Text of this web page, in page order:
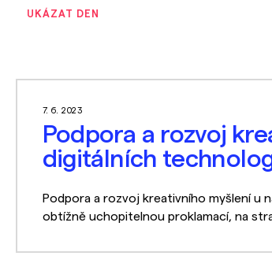
UKÁZAT DEN
7. 6. 2023
Podpora a rozvoj
digitálních
Podpora a rozvoj kreativního myšlení u
obtížně uchopitelnou proklamací, na